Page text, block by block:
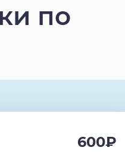
по
600₽